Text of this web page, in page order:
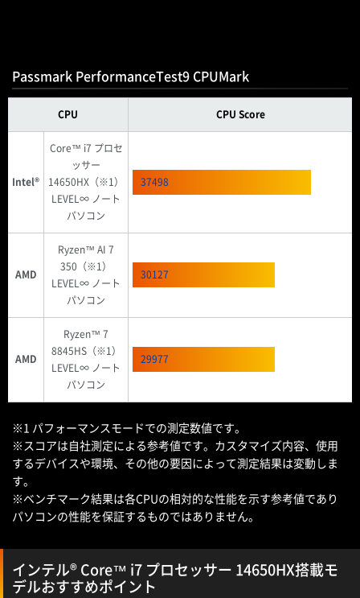
Passmark PerformanceTest9 CPUMark
CPU CPU Score
Intel®
Core™ i7 プロセ
ッサー
14650HX（※1）
LEVEL∞ ノート
パソコン
37498
AMD
Ryzen™ AI 7
350（※1）
LEVEL∞ ノート
パソコン
30127
AMD
Ryzen™ 7
8845HS（※1）
LEVEL∞ ノート
パソコン
29977
※1 パフォーマンスモードでの測定数値です。
※スコアは自社測定による参考値です。カスタマイズ内容、使用
するデバイスや環境、その他の要因によって測定結果は変動しま
す。
※ベンチマーク結果は各CPUの相対的な性能を示す参考値であり
パソコンの性能を保証するものではありません。
インテル® Core™ i7 プロセッサー 14650HX搭載モ
デルおすすめポイント